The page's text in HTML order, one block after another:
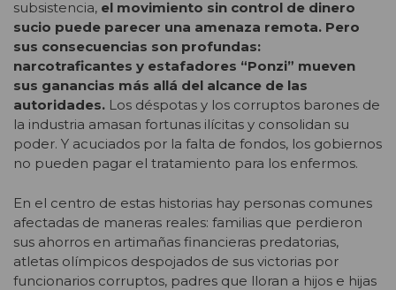
subsistencia, el movimiento sin control de dinero
sucio puede parecer una amenaza remota. Pero
sus consecuencias son profundas:
narcotraficantes y estafadores “Ponzi” mueven
sus ganancias más allá del alcance de las
autoridades. Los déspotas y los corruptos barones de
la industria amasan fortunas ilícitas y consolidan su
poder. Y acuciados por la falta de fondos, los gobiernos
no pueden pagar el tratamiento para los enfermos.
En el centro de estas historias hay personas comunes
afectadas de maneras reales: familias que perdieron
sus ahorros en artimañas financieras predatorias,
atletas olímpicos despojados de sus victorias por
funcionarios corruptos, padres que lloran a hijos e hijas